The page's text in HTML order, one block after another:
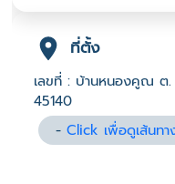
ที่ตั้ง
เลขที่ : บ้านหนองคูณ ต.
45140
-Click เพื่อดูเส้นท